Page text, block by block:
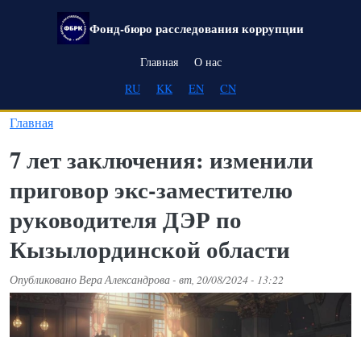
Перейти к основному содержанию
Фонд-бюро расследования коррупции
Main navigation
Главная
О нас
RU
KK EN CN
Главная
7 лет заключения: изменили
приговор экс-заместителю
руководителя ДЭР по
Кызылординской области
ОпубликованоВера Александрова- вт, 20/08/2024 - 13:22